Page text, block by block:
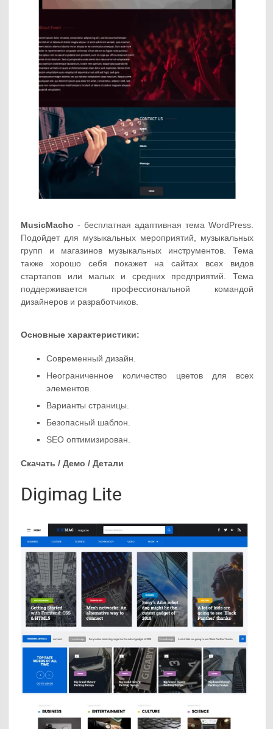
MusicMacho - бесплатная адаптивная тема WordPress.
Подойдет для музыкальных мероприятий, музыкальных
групп и магазинов музыкальных инструментов. Тема
также хорошо себя покажет на сайтах всех видов
стартапов или малых и средних предприятий. Тема
поддерживается профессиональной командой
дизайнеров и разработчиков.
Основные характеристики:
Современный дизайн.
Неограниченное количество цветов для всех
элементов.
Варианты страницы.
Безопасный шаблон.
SEO оптимизирован.
Скачать / Демо / Детали
Digimag Lite